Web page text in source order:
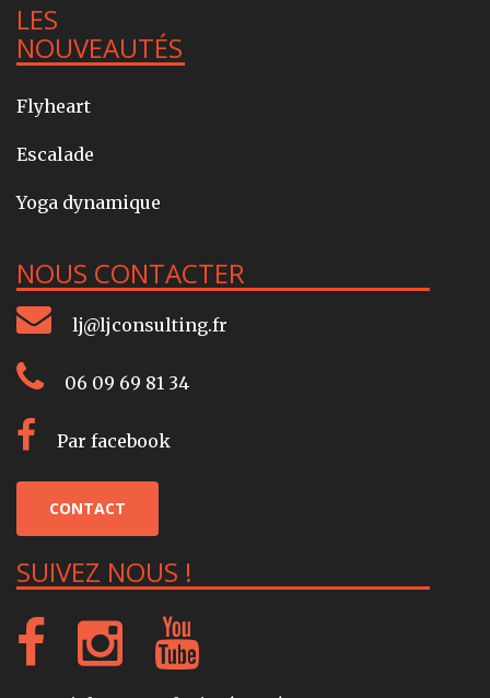
LES
NOUVEAUTÉS
Flyheart
Escalade
Yoga dynamique
NOUS CONTACTER
lj@ljconsulting.fr
06 09 69 81 34
Par facebook
CONTACT
SUIVEZ NOUS !